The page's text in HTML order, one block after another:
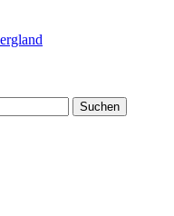
Suchen